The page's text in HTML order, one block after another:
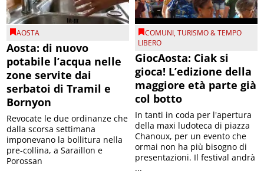
AOSTA
Aosta: di nuovo
potabile l’acqua nelle
zone servite dai
serbatoi di Tramil e
Bornyon
Revocate le due ordinanze che
dalla scorsa settimana
imponevano la bollitura nella
pre-collina, a Saraillon e
Porossan
COMUNI,TURISMO & TEMPO
LIBERO
GiocAosta: Ciak si
gioca! L’edizione della
maggiore età parte già
col botto
In tanti in coda per l'apertura
della maxi ludoteca di piazza
Chanoux, per un evento che
ormai non ha più bisogno di
presentazioni. Il festival andrà
...